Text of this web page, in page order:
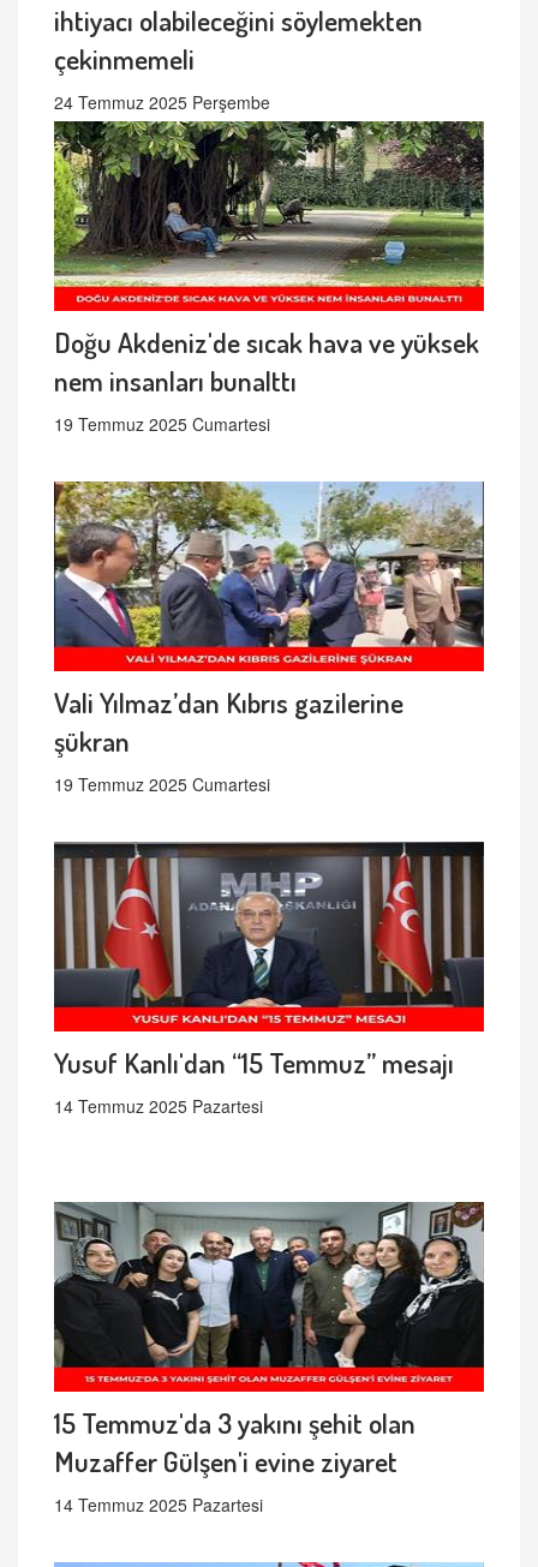
ihtiyacı olabileceğini söylemekten
çekinmemeli
24 Temmuz 2025 Perşembe
Doğu Akdeniz'de sıcak hava ve yüksek
nem insanları bunalttı
19 Temmuz 2025 Cumartesi
Vali Yılmaz’dan Kıbrıs gazilerine
şükran
19 Temmuz 2025 Cumartesi
Yusuf Kanlı'dan “15 Temmuz” mesajı
14 Temmuz 2025 Pazartesi
15 Temmuz'da 3 yakını şehit olan
Muzaffer Gülşen'i evine ziyaret
14 Temmuz 2025 Pazartesi